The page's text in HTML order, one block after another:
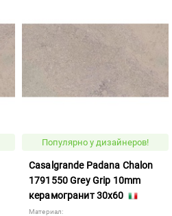
Популярно у дизайнеров!
Casalgrande Padana Chalon
1791550 Grey Grip 10mm
керамогранит 30x60
Материал: